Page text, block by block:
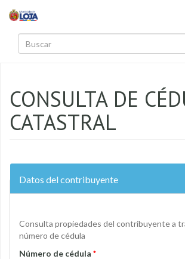
CONSULTA DE
CATASTRAL
Datos del contribuyente
Consulta propiedades del contribuyente a
número de cédula
Número de cédula *